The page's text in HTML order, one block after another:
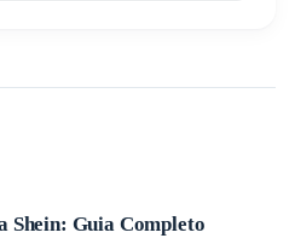
Shein: Guia Completo